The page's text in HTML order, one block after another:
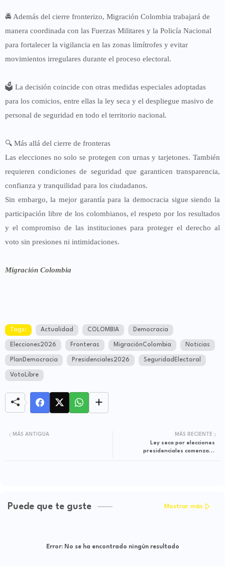
🚔 Además del cierre fronterizo, Migración Colombia trabajará de
manera coordinada con las Fuerzas Militares y la Policía Nacional
para fortalecer la vigilancia en las zonas limítrofes y evitar
movimientos irregulares durante el proceso electoral.
🗳️ La decisión coincide con otras medidas especiales adoptadas
para los comicios, entre ellas la ley seca y el despliegue masivo de
personal de seguridad en todo el territorio nacional.
🔍 Más allá del cierre de fronteras
Las elecciones no solo se protegen con urnas y tarjetones. También
requieren condiciones de seguridad que garanticen transparencia,
confianza y tranquilidad para los ciudadanos.
Sin embargo, la mejor garantía para la democracia sigue siendo la
participación libre de los colombianos, el respeto por los resultados
y el compromiso de las instituciones para proteger el derecho al
voto sin presiones ni intimidaciones.
Migración Colombia
Tags: Actualidad COLOMBIA Democracia
Elecciones2026 Fronteras MigraciónColombia Noticias
PlanDemocracia Presidenciales2026 SeguridadElectoral
VotoLibre
MÁS RECIENTE
Ley seca por elecciones
presidenciales comenzará
MÁS ANTIGUA
Puede que te guste Mostrar más
Error:No se ha encontrado ningún resultado